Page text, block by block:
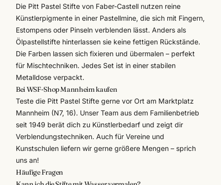
Die Pitt Pastel Stifte von Faber-Castell nutzen reine
Künstlerpigmente in einer Pastellmine, die sich mit Fingern,
Estompens oder Pinseln verblenden lässt. Anders als
Ölpastellstifte hinterlassen sie keine fettigen Rückstände.
Die Farben lassen sich fixieren und übermalen – perfekt
für Mischtechniken. Jedes Set ist in einer stabilen
Metalldose verpackt.
Bei WSF-Shop Mannheim kaufen
Teste die Pitt Pastel Stifte gerne vor Ort am Marktplatz
Mannheim (N7, 16). Unser Team aus dem Familienbetrieb
seit 1949 berät dich zu Künstlerbedarf und zeigt dir
Verblendungstechniken. Auch für Vereine und
Kunstschulen liefern wir gerne größere Mengen – sprich
uns an!
Häufige Fragen